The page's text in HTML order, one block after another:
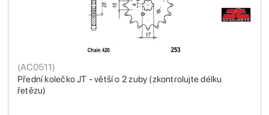
Přední kolečko JT - větší o 2 zuby (zkontrolujte délku
řetězu)
(AC0511)